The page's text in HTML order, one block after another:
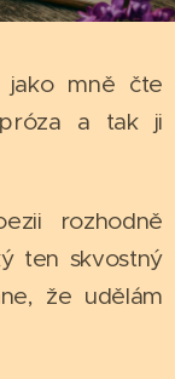
jako mně čte
a tak ji
rozhodně
ten skvostný
že udělám